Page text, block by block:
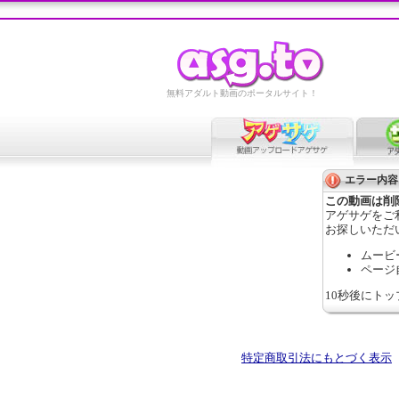
無料アダルト動画のポータルサイト！
エラー内容
この動画は削
アゲサゲをご
お探しいただ
ムービ
ページ
10秒後にト
特定商取引法にもとづく表示